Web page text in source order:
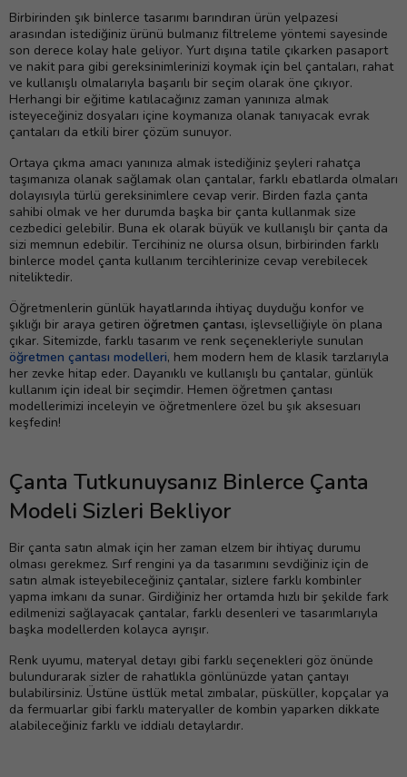
Birbirinden şık binlerce tasarımı barındıran ürün yelpazesi
arasından istediğiniz ürünü bulmanız filtreleme yöntemi sayesinde
son derece kolay hale geliyor. Yurt dışına tatile çıkarken pasaport
ve nakit para gibi gereksinimlerinizi koymak için bel çantaları, rahat
ve kullanışlı olmalarıyla başarılı bir seçim olarak öne çıkıyor.
Herhangi bir eğitime katılacağınız zaman yanınıza almak
isteyeceğiniz dosyaları içine koymanıza olanak tanıyacak evrak
çantaları da etkili birer çözüm sunuyor.
Ortaya çıkma amacı yanınıza almak istediğiniz şeyleri rahatça
taşımanıza olanak sağlamak olan çantalar, farklı ebatlarda olmaları
dolayısıyla türlü gereksinimlere cevap verir. Birden fazla çanta
sahibi olmak ve her durumda başka bir çanta kullanmak size
cezbedici gelebilir. Buna ek olarak büyük ve kullanışlı bir çanta da
sizi memnun edebilir. Tercihiniz ne olursa olsun, birbirinden farklı
binlerce model çanta kullanım tercihlerinize cevap verebilecek
niteliktedir.
Öğretmenlerin günlük hayatlarında ihtiyaç duyduğu konfor ve
şıklığı bir araya getiren öğretmen çantası, işlevselliğiyle ön plana
çıkar. Sitemizde, farklı tasarım ve renk seçenekleriyle sunulan
öğretmen çantası modelleri, hem modern hem de klasik tarzlarıyla
her zevke hitap eder. Dayanıklı ve kullanışlı bu çantalar, günlük
kullanım için ideal bir seçimdir. Hemen öğretmen çantası
modellerimizi inceleyin ve öğretmenlere özel bu şık aksesuarı
keşfedin!
Çanta Tutkunuysanız Binlerce Çanta
Modeli Sizleri Bekliyor
Bir çanta satın almak için her zaman elzem bir ihtiyaç durumu
olması gerekmez. Sırf rengini ya da tasarımını sevdiğiniz için de
satın almak isteyebileceğiniz çantalar, sizlere farklı kombinler
yapma imkanı da sunar. Girdiğiniz her ortamda hızlı bir şekilde fark
edilmenizi sağlayacak çantalar, farklı desenleri ve tasarımlarıyla
başka modellerden kolayca ayrışır.
Renk uyumu, materyal detayı gibi farklı seçenekleri göz önünde
bulundurarak sizler de rahatlıkla gönlünüzde yatan çantayı
bulabilirsiniz. Üstüne üstlük metal zımbalar, püsküller, kopçalar ya
da fermuarlar gibi farklı materyaller de kombin yaparken dikkate
alabileceğiniz farklı ve iddialı detaylardır.